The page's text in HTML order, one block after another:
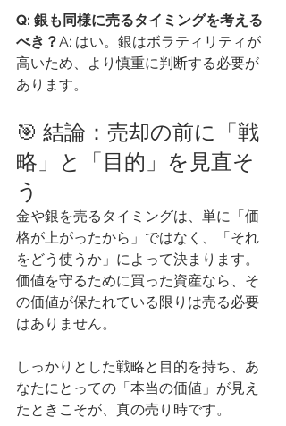
Q: 銀も同様に売るタイミングを考える
べき？A: はい。銀はボラティリティが
高いため、より慎重に判断する必要が
あります。
🎯 結論：売却の前に「戦
略」と「目的」を見直そ
う
金や銀を売るタイミングは、単に「価
格が上がったから」ではなく、「それ
をどう使うか」によって決まります。
価値を守るために買った資産なら、そ
の価値が保たれている限りは売る必要
はありません。
しっかりとした戦略と目的を持ち、あ
なたにとっての「本当の価値」が見え
たときこそが、真の売り時です。